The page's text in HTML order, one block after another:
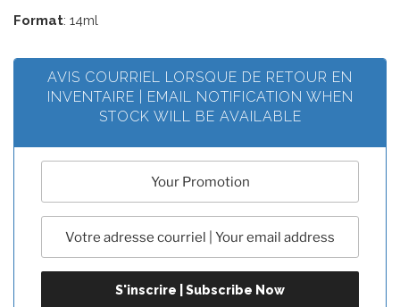
Format: 14ml
AVIS COURRIEL LORSQUE DE RETOUR EN
INVENTAIRE | EMAIL NOTIFICATION WHEN
STOCK WILL BE AVAILABLE